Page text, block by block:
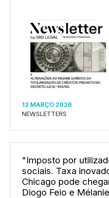
12 MARÇO 2026
NEWSLETTERS
"Imposto por
sociais. Taxa
Chicago pode
Diogo Feio e